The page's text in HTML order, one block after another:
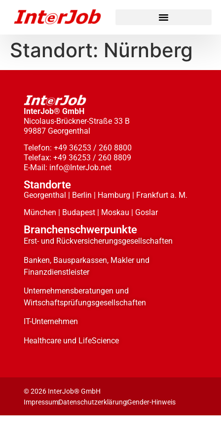
Standort: Nürnberg
InterJob® GmbH
Nicolaus-Brückner-Straße 33 B
99887 Georgenthal
Telefon: +49 36253 / 260 8800
Telefax: +49 36253 / 260 8809
E-Mail: info@InterJob.net
Standorte
Georgenthal | Berlin | Hamburg | Frankfurt a. M.
München | Budapest | Moskau | Goslar
Branchenschwerpunkte
Erst- und Rückversicherungsgesellschaften
Banken, Bausparkassen, Makler und
Finanzdienstleister
Unternehmensberatungen und
Wirtschaftsprüfungsgesellschaften
IT-Unternehmen
Healthcare und LifeScience
© 2026 InterJob® GmbH
ImpressumDatenschutzerklärungGender-Hinweis